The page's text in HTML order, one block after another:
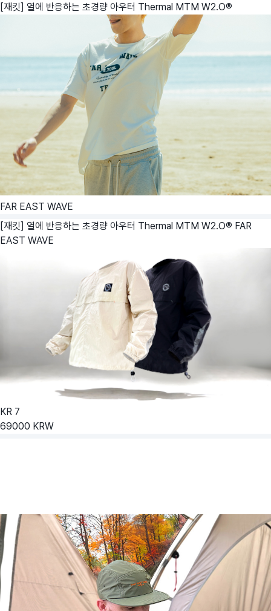
[재킷] 열에 반응하는 초경량 아우터 Thermal MTM W2.O®
FAR EAST WAVE
[재킷] 열에 반응하는 초경량 아우터 Thermal MTM W2.O® FAR
EAST WAVE
KR 7
69000 KRW